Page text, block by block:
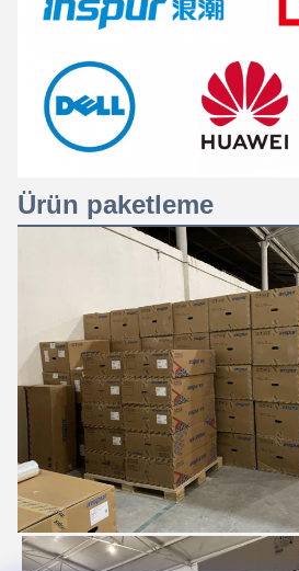
Ürün paketleme